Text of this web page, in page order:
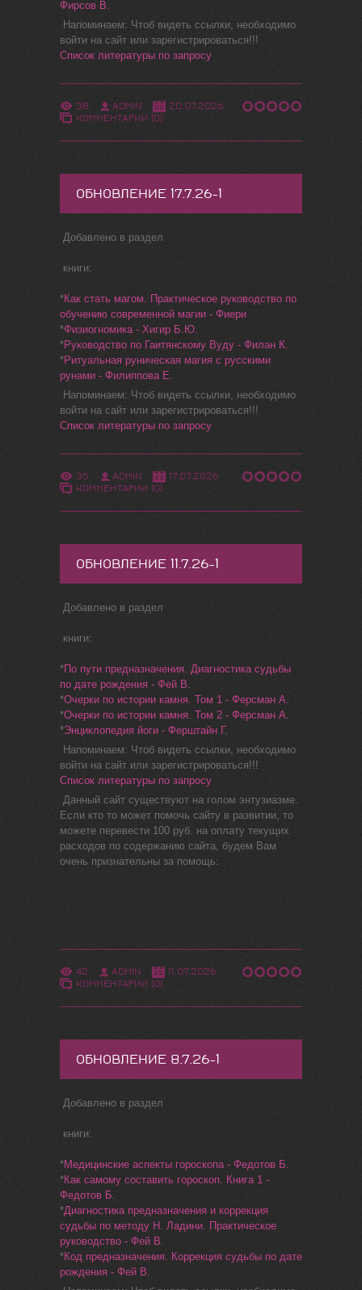
Фирсов В.
Напоминаем: Чтоб видеть ссылки, необходимо
войти на сайт или зарегистрироваться!!!
Список литературы по запросу
38 ADMIN
20.07.2026
КОММЕНТАРИИ (0)
ОБНОВЛЕНИЕ 17.7.26-1
Добавлено в раздел
книги:
*Как стать магом. Практическое руководство по
обучению современной магии - Фиери
*Физиогномика - Хигир Б.Ю.
*Руководство по Гаитянскому Вуду - Филан К.
*Ритуальная руническая магия с русскими
рунами - Филиппова Е.
Напоминаем: Чтоб видеть ссылки, необходимо
войти на сайт или зарегистрироваться!!!
Список литературы по запросу
35 ADMIN
17.07.2026
КОММЕНТАРИИ (0)
ОБНОВЛЕНИЕ 11.7.26-1
Добавлено в раздел
книги:
*По пути предназначения. Диагностика судьбы
по дате рождения - Фей В.
*Очерки по истории камня. Том 1 - Ферсман А.
*Очерки по истории камня. Том 2 - Ферсман А.
*Энциклопедия йоги - Ферштайн Г.
Напоминаем: Чтоб видеть ссылки, необходимо
войти на сайт или зарегистрироваться!!!
Список литературы по запросу
Данный сайт существуют на голом энтузиазме.
Если кто то может помочь сайту в развитии, то
можете перевести 100 руб. на оплату текущих
расходов по содержанию сайта, будем Вам
очень признательны за помощь:
42 ADMIN
11.07.2026
КОММЕНТАРИИ (0)
ОБНОВЛЕНИЕ 8.7.26-1
Добавлено в раздел
книги:
*Медицинские аспекты гороскопа - Федотов Б.
*Как самому составить гороскоп. Книга 1 -
Федотов Б.
*Диагностика предназначения и коррекция
судьбы по методу Н. Ладини. Практическое
руководство - Фей В.
*Код предназначения. Коррекция судьбы по дате
рождения - Фей В.